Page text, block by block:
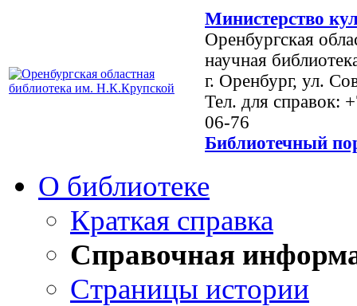
Министерство
Оренбургская
научная
г. Оренбург, ул.
Тел. для справок:
06-76
Библиотечный
О библиотеке
Краткая справка
Справочная
Страницы истории